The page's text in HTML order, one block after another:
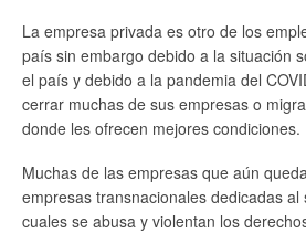
La empresa privada es otro de los
país sin embargo debido a la situación
el país y debido a la pandemia del
cerrar muchas de sus empresas o
donde les ofrecen mejores condiciones.
Muchas de las empresas que aún
empresas transnacionales dedicadas al
cuales se abusa y violentan los